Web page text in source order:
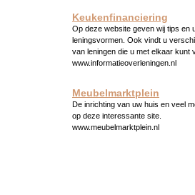
Keukenfinanciering
Op deze website geven wij tips en
leningsvormen. Ook vindt u
van leningen die u met elkaar kunt
www.informatieoverleningen.nl
Meubelmarktplein
De inrichting van uw huis en veel
op deze interessante site.
www.meubelmarktplein.nl